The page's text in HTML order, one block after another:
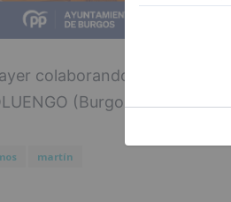
colaborando en la
(Burgos)
martín